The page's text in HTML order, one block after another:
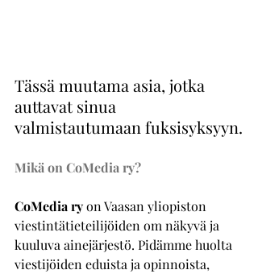
Tässä muutama asia, jotka
auttavat sinua
valmistautumaan fuksisyksyyn.
Mikä on CoMedia ry?
CoMedia ryon Vaasan yliopiston
viestintätieteilijöiden om näkyvä ja
kuuluva ainejärjestö. Pidämme huolta
viestijöiden eduista ja opinnoista,